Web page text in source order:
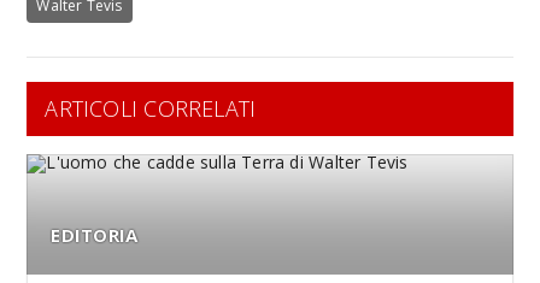
Walter Tevis
ARTICOLI CORRELATI
EDITORIA